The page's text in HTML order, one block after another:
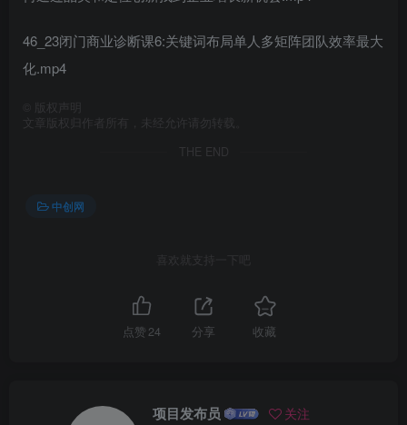
46_23闭门商业诊断课6:关键词布局单人多矩阵团队效率最大
化.mp4
版权声明
文章版权归作者所有，未经允许请勿转载。
THE END
中创网
喜欢就支持一下吧
点赞24 分享 收藏
项目发布员 关注